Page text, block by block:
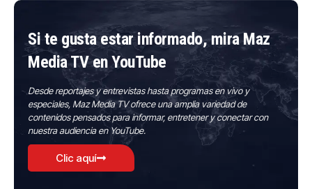
Si te gusta estar informado, mira Maz
Media TV en YouTube
Desde reportajes y entrevistas hasta programas en vivo y
especiales, Maz Media TV ofrece una amplia variedad de
contenidos pensados para informar, entretener y conectar con
nuestra audiencia en YouTube.
Clic aquí